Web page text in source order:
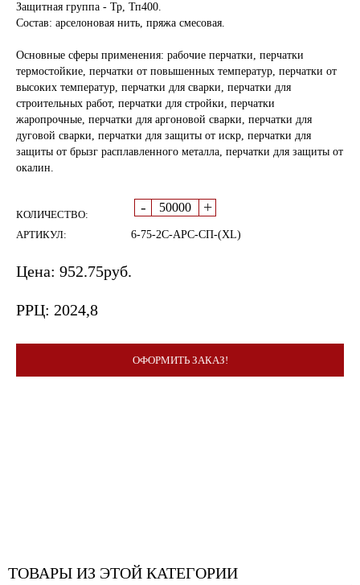
Защитная группа - Тр, Тп400.
Состав: арселоновая нить, пряжа смесовая.
Основные сферы применения: рабочие перчатки, перчатки
термостойкие, перчатки от повышенных температур, перчатки от
высоких температур, перчатки для сварки, перчатки для
строительных работ, перчатки для стройки, перчатки
жаропрочные, перчатки для аргоновой сварки, перчатки для
дуговой сварки, перчатки для защиты от искр, перчатки для
защиты от брызг расплавленного металла, перчатки для защиты от
окалин.
КОЛИЧЕСТВО: - +
АРТИКУЛ: 6-75-2С-АРС-СП-(XL)
Цена: 952.75руб.
РРЦ: 2024,8
ОФОРМИТЬ ЗАКАЗ!
ТОВАРЫ ИЗ ЭТОЙ КАТЕГОРИИ